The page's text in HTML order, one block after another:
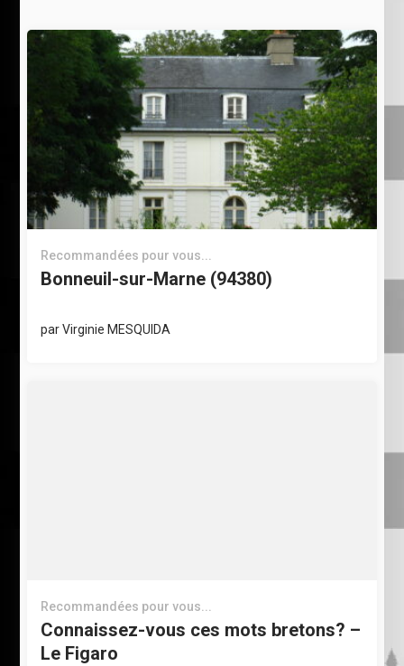
Recommandées pour vous...
Bonneuil-sur-Marne (94380)
parVirginie MESQUIDA
Recommandées pour vous...
Connaissez-vous ces mots bretons? –
Le Figaro